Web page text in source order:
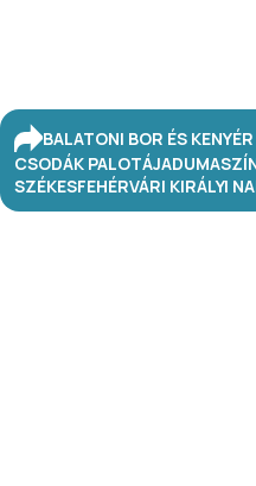
BALATONI BOR ÉS
CSODÁK PALOTÁJA
SZÉKESFEHÉRVÁRI KIRÁLYI